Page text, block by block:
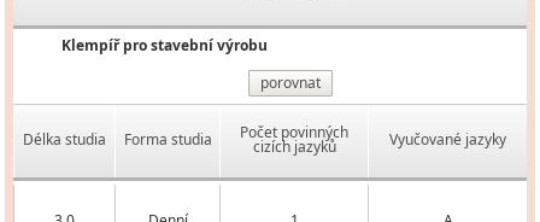
Klempíř pro stavební výrobu
porovnat
Délka studia Forma studia Počet povinných
cizích jazyků Vyučované jazyky